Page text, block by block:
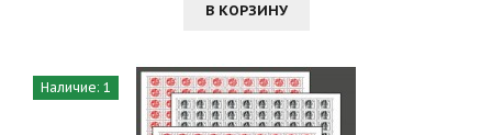
В КОРЗИНУ
Наличие: 1